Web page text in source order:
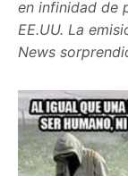
en infinidad de
EE.UU. La
News